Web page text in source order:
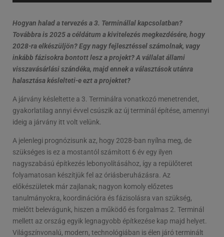
Hogyan halad a tervezés a 3. Terminállal kapcsolatban?
Továbbra is 2025 a céldátum a kivitelezés megkezdésére, hogy
2028-ra elkészüljön? Egy nagy fejlesztéssel számolnak, vagy
inkább fázisokra bontott lesz a projekt? A vállalat állami
visszavásárlási szándéka, majd ennek a választások utánra
halasztása késlelteti-e ezt a projektet?
A járvány késleltette a 3. Terminálra vonatkozó menetrendet,
gyakorlatilag annyi évvel csúszik az új terminál építése, amennyi
ideig a járvány itt volt velünk.
A jelenlegi prognózisunk az, hogy 2028-ban nyílna meg, de
szükséges is ez a mostantól számított 6 év egy ilyen
nagyszabású építkezés lebonyolításához, így a repülőteret
folyamatosan készítjük fel az óriásberuházásra. Az
előkészületek már zajlanak; nagyon komoly előzetes
tanulmányokra, koordinációra és fázisolásra van szükség,
mielőtt belevágunk, hiszen a működő és forgalmas 2. Terminál
mellett az ország egyik legnagyobb építkezése kap majd helyet.
Világszínvonalú, modern, technológiában is élen járó terminált